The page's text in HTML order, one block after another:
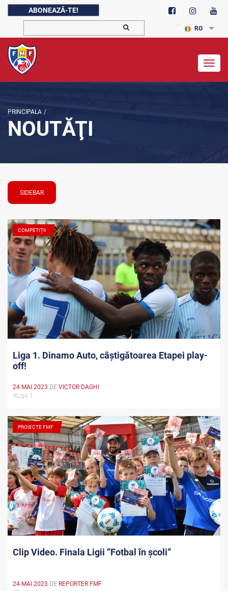
ABONEAZĂ-TE!
RO
PRINCIPALA /
NOUTĂŢI
SIDEBAR
COMPETIȚII
Liga 1. Dinamo Auto, câștigătoarea Etapei play-
off!
24 MAI 2023 DE VICTOR DAGHI
#Liga 1
PROIECTE FMF
Clip Video. Finala Ligii ”Fotbal în școli”
24 MAI 2023 DE REPORTER FMF